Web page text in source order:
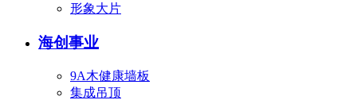
形象大片
海创事业
9A木健康墙板
集成吊顶